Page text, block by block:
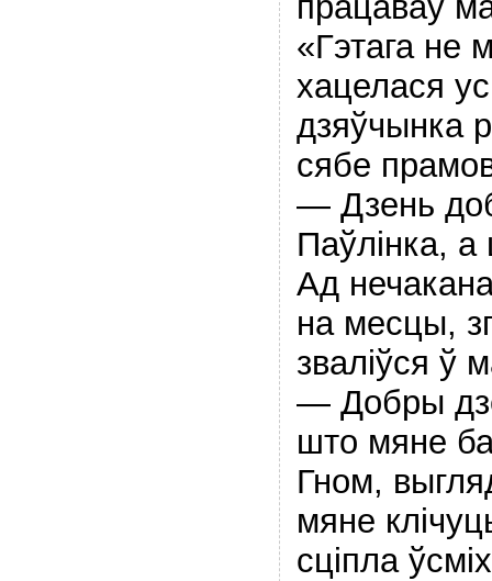
«Гэтага
хацелася
дзяўчынка
сябе
— Дзень
Паўлiнка, а
Ад
на месцы,
звалiўся ў
— Добры
што мяне
Гном,
мяне
сцiпла